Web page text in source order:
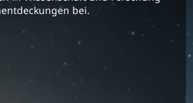
bei.